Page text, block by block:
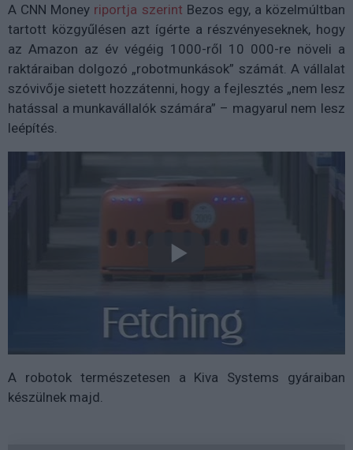
A CNN Money riportja szerint Bezos egy, a közelmúltban
tartott közgyűlésen azt ígérte a részvényeseknek, hogy
az Amazon az év végéig 1000-ről 10 000-re növeli a
raktáraiban dolgozó „robotmunkások” számát. A vállalat
szóvivője sietett hozzátenni, hogy a fejlesztés „nem lesz
hatással a munkavállalók számára” – magyarul nem lesz
leépítés.
A robotok természetesen a Kiva Systems gyáraiban
készülnek majd.